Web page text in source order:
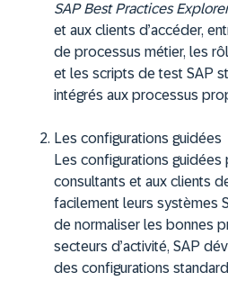
SAP Best Practices Explorer
et aux clients d’accéder,
de processus métier, les
et les scripts de test SAP
intégrés aux processus
Les configurations guidées
Les configurations guidées
consultants et aux clients
facilement leurs systèmes
de normaliser les bonnes
secteurs d’activité, SAP
des configurations